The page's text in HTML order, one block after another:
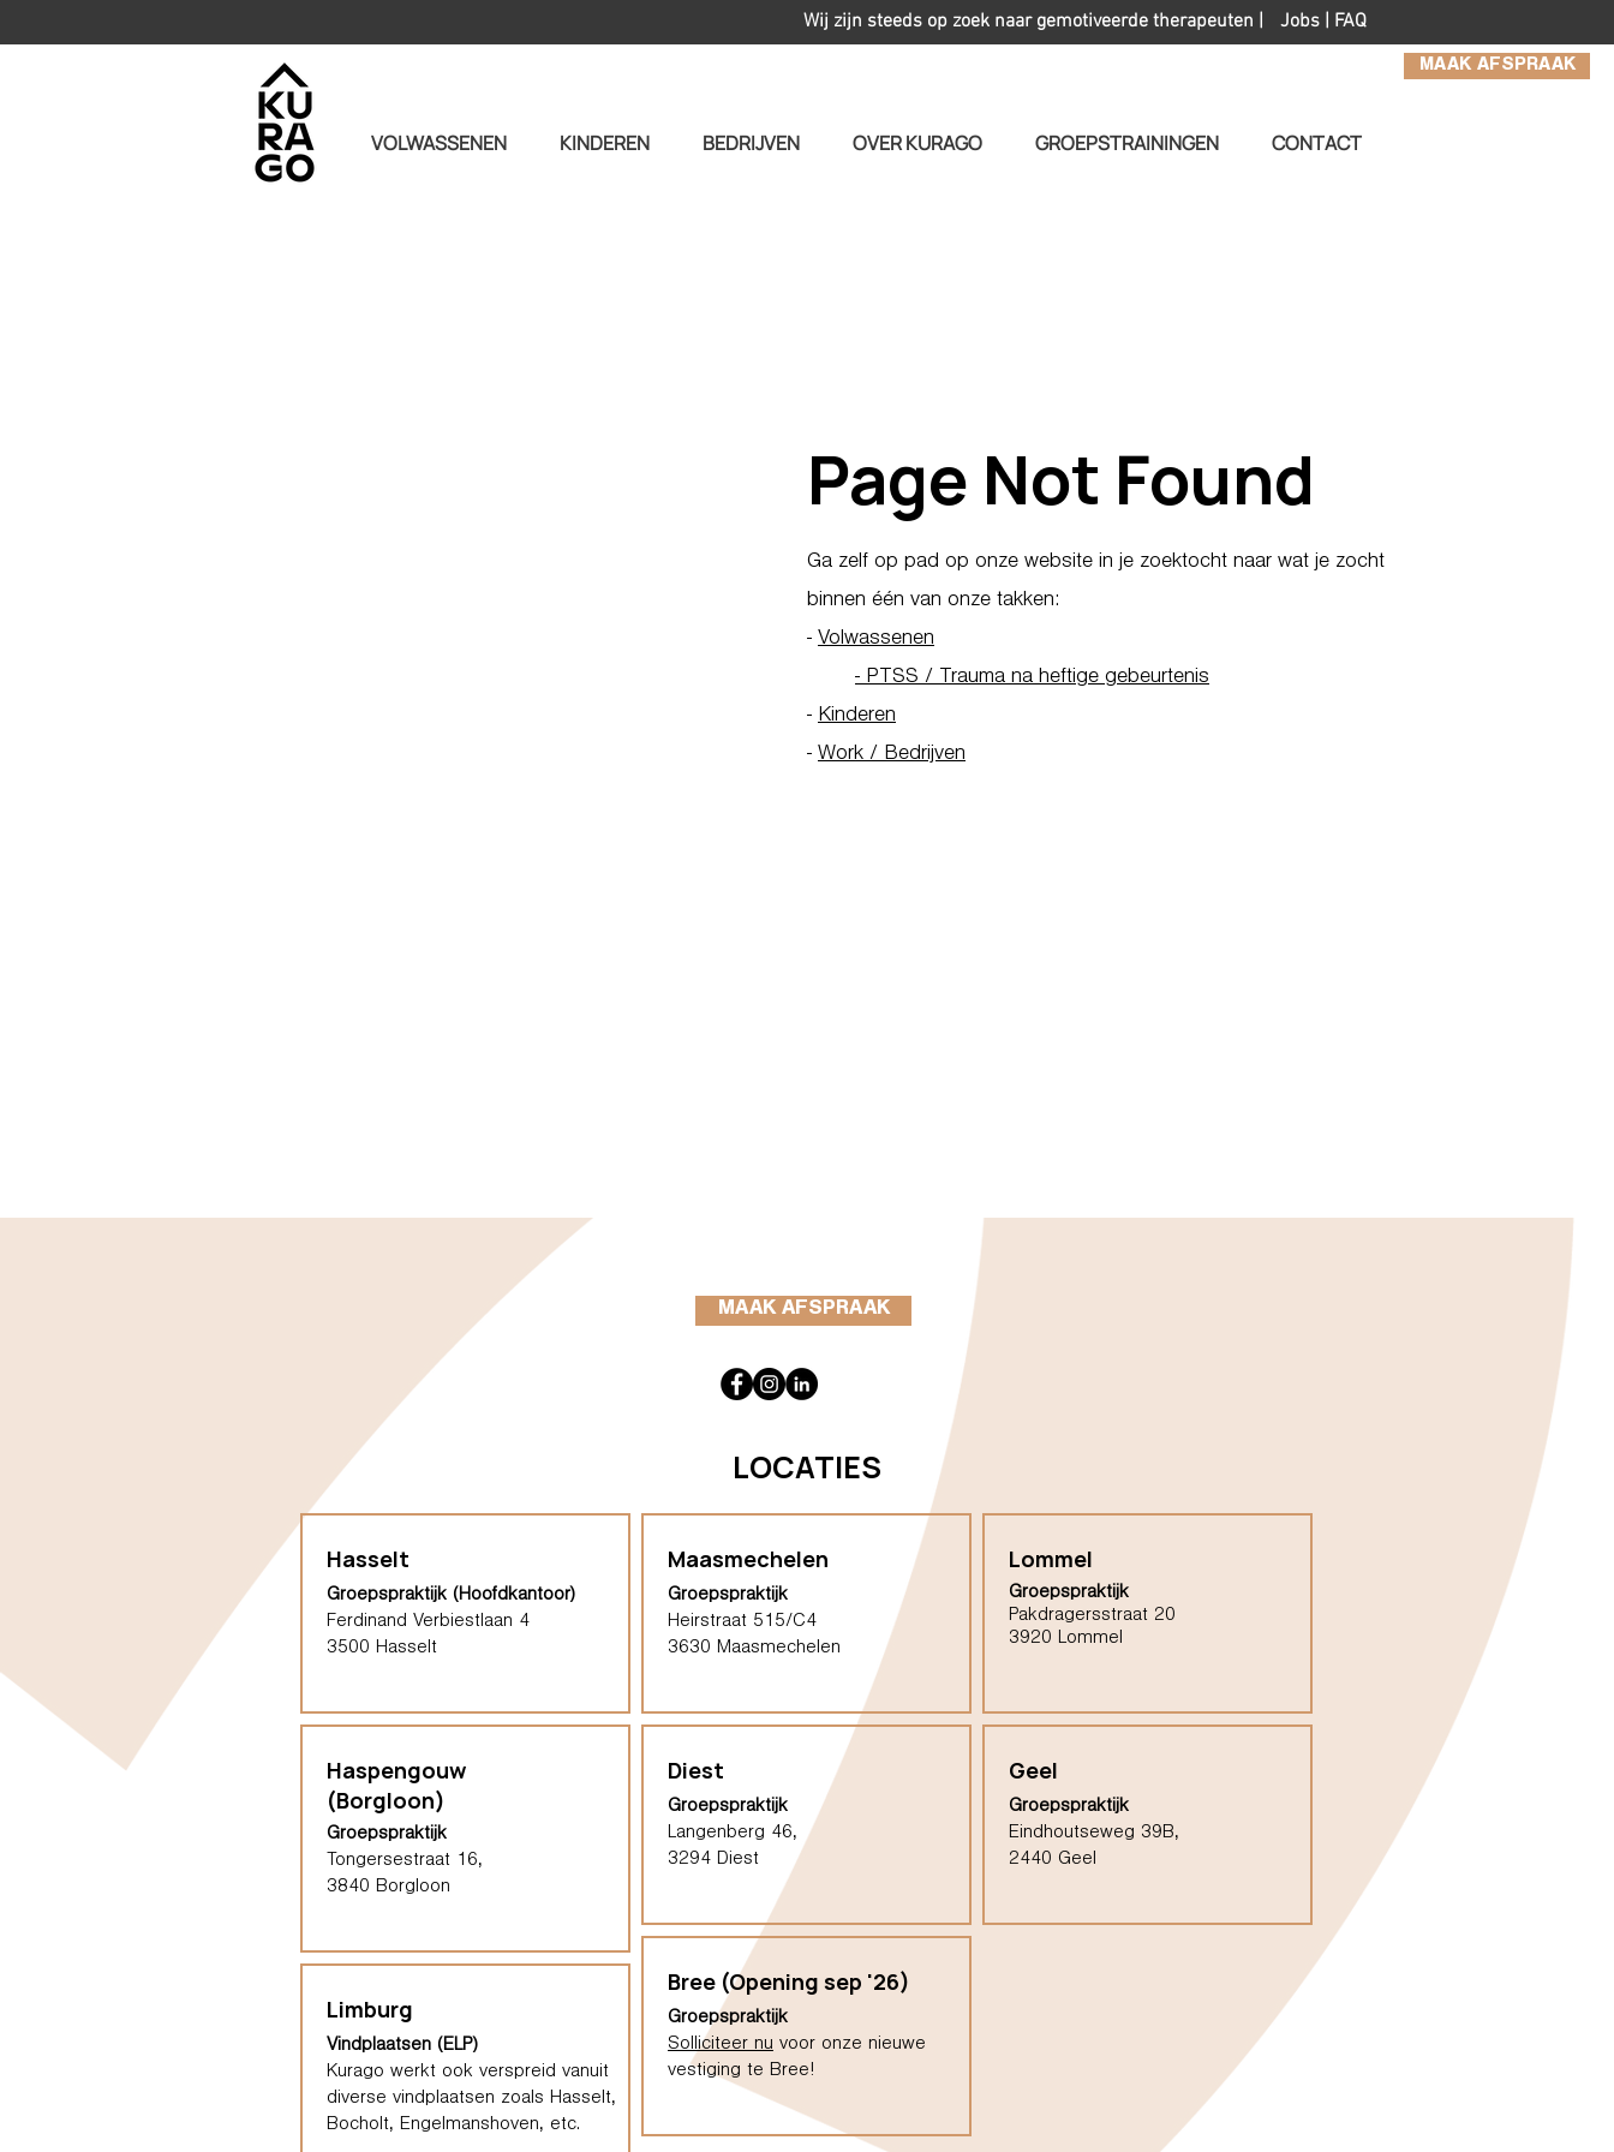
MAAK AFSPRAAK
Jobs | FAQ
Wij zijn steeds op zoek naar gemotiveerde therapeuten |
VOLWASSENEN KINDEREN BEDRIJVEN OVER KURAGO GROEPSTRAININGEN CONTACT
Page Not Found
Ga zelf op pad op onze website in je zoektocht naar wat je zocht
binnen één van onze takken:
- Volwassenen
- PTSS / Trauma na heftige gebeurtenis
- Kinderen
- Work / Bedrijven
MAAK AFSPRAAK
LOCATIES
Hasselt
Groepspraktijk (Hoofdkantoor)
Ferdinand Verbiestlaan 4
3500 Hasselt
Haspengouw
(Borgloon)
Groepspraktijk
Tongersestraat 16,
3840 Borgloon
Limburg
Vindplaatsen (ELP)
Kurago werkt ook verspreid vanuit
diverse vindplaatsen zoals Hasselt,
Bocholt, Engelmanshoven, etc.
Maasmechelen
Groepspraktijk
Heirstraat 515/C4
3630 Maasmechelen
Diest
Groepspraktijk
Langenberg 46,
3294 Diest
Bree (Opening sep '26)
Groepspraktijk
Solliciteer nu voor onze nieuwe
vestiging te Bree!
Lommel
Groepspraktijk
Pakdragersstraat 20
3920 Lommel
Geel
Groepspraktijk
Eindhoutseweg 39B,
2440 Geel